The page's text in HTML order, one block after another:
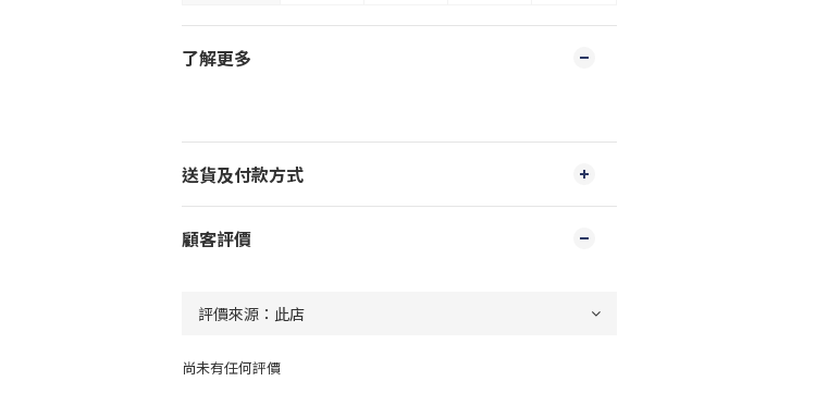
了解更多
送貨及付款方式
顧客評價
尚未有任何評價